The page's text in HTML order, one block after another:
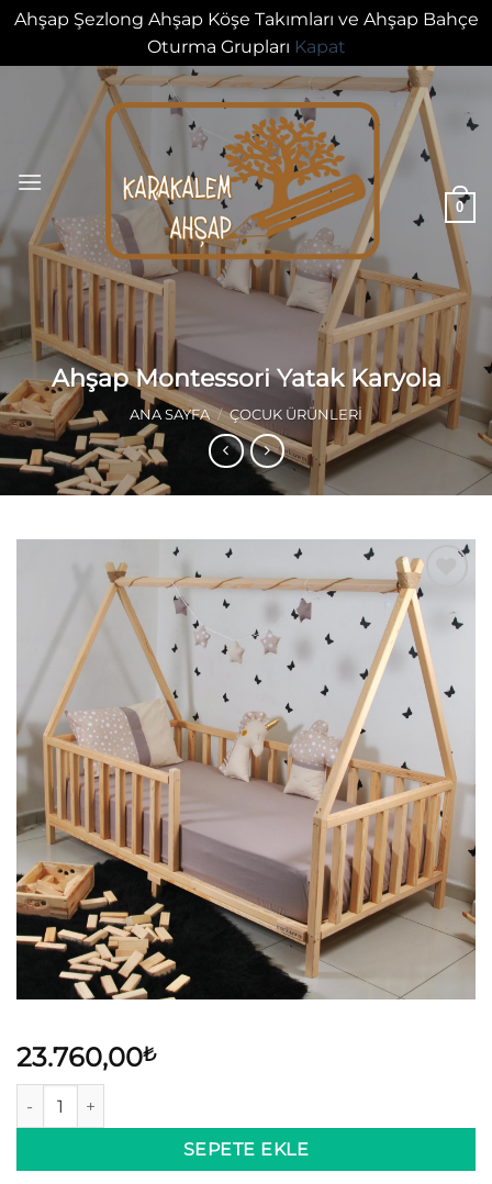
Ahşap Şezlong Ahşap Köşe Takımları ve Ahşap Bahçe
Oturma Grupları Kapat
0
Ahşap Montessori Yatak Karyola
ANA SAYFA / ÇOCUK ÜRÜNLERI
Add to
wishlist
23.760,00₺
Ahşap Montessori Yatak Karyola adet
SEPETE EKLE